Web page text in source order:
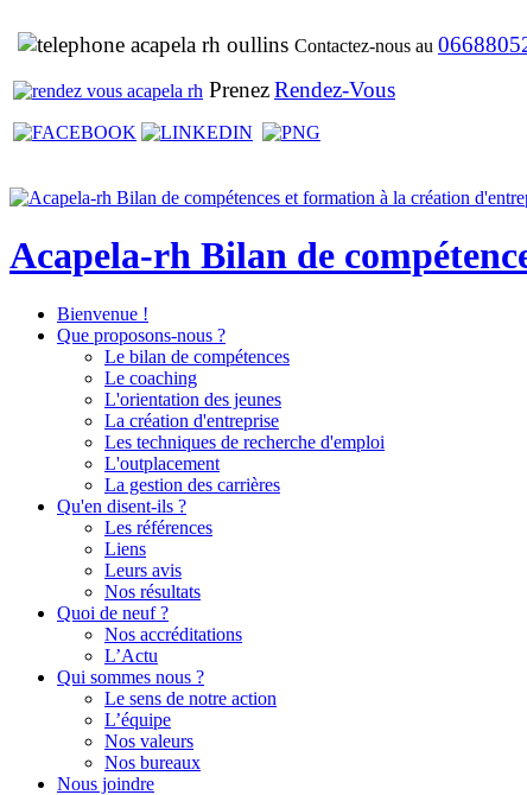
Contactez-nous au
PrenezRendez-Vous
Acapela-rh Bilan de
Bienvenue !
Que proposons-nous ?
Le bilan de compétences
Le coaching
L'orientation des jeunes
La création d'entreprise
Les techniques de recherche d'emploi
L'outplacement
La gestion des carrières
Qu'en disent-ils ?
Les références
Liens
Leurs avis
Nos résultats
Quoi de neuf ?
Nos accréditations
L’Actu
Qui sommes nous ?
Le sens de notre action
L’équipe
Nos valeurs
Nos bureaux
Nous joindre